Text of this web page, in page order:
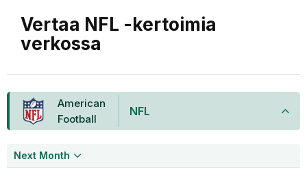
Vertaa NFL -kertoimia
verkossa
American
Football
NFL
Next Month